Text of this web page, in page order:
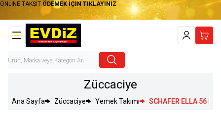
ONLİNE TAKSİT ÖDEMEK İÇİN TIKLAYINIZ
Hesabım
Züccaciye
Ana Sayfa Züccaciye Yemek Takımı SCHAFER ELLA 56